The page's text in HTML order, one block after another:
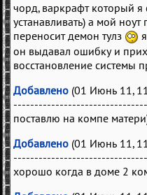
чорд, варкрафт который я
устанавливать) а мой
переносит демон тулз
он выдавал ошибку и
восстановление системы
Добавлено (01 Июнь 11,
поставлю на компе
Добавлено (01 Июнь 11,
хорошо когда в доме 2